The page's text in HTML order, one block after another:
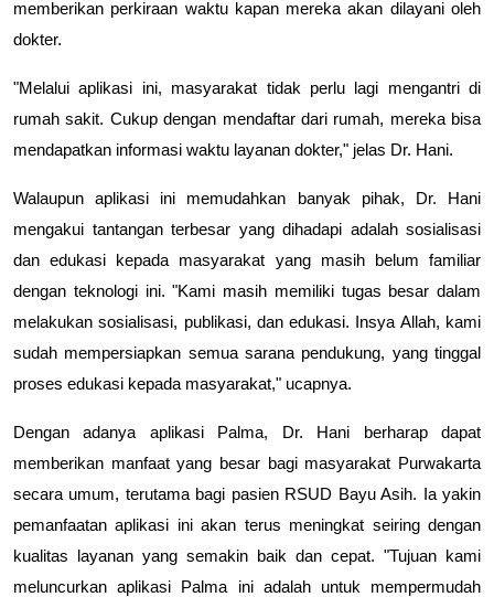
memberikan perkiraan waktu kapan mereka akan dilayani oleh
dokter.
"Melalui aplikasi ini, masyarakat tidak perlu lagi mengantri di
rumah sakit. Cukup dengan mendaftar dari rumah, mereka bisa
mendapatkan informasi waktu layanan dokter," jelas Dr. Hani.
Walaupun aplikasi ini memudahkan banyak pihak, Dr. Hani
mengakui tantangan terbesar yang dihadapi adalah sosialisasi
dan edukasi kepada masyarakat yang masih belum familiar
dengan teknologi ini. "Kami masih memiliki tugas besar dalam
melakukan sosialisasi, publikasi, dan edukasi. Insya Allah, kami
sudah mempersiapkan semua sarana pendukung, yang tinggal
proses edukasi kepada masyarakat," ucapnya.
Dengan adanya aplikasi Palma, Dr. Hani berharap dapat
memberikan manfaat yang besar bagi masyarakat Purwakarta
secara umum, terutama bagi pasien RSUD Bayu Asih. Ia yakin
pemanfaatan aplikasi ini akan terus meningkat seiring dengan
kualitas layanan yang semakin baik dan cepat. "Tujuan kami
meluncurkan aplikasi Palma ini adalah untuk mempermudah